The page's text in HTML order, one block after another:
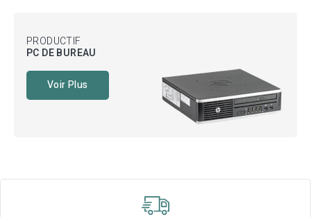
PRODUCTIF
PC DE BUREAU
Voir Plus